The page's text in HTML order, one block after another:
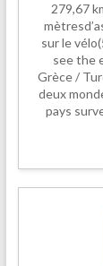
279,67
sur le
see the
Grèce /
deux
pays